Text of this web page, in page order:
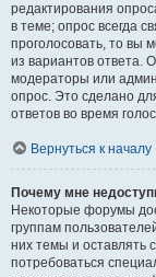
редактирования
в теме; опрос всегда
проголосовать, то вы
из вариантов ответа.
модераторы или
опрос. Это сделано
ответов во время
Вернуться к началу
Почему мне
Некоторые форумы
группам
них темы и оставлять
потребоваться